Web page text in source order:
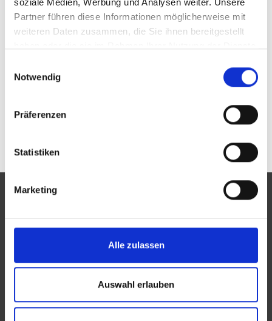
soziale Medien, Werbung und Analysen weiter. Unsere
Partner führen diese Informationen möglicherweise mit
weiteren Daten zusammen, die Sie ihnen bereitgestellt
Notwendig
Präferenzen
Statistiken
Marketing
Alle zulassen
Auswahl erlauben
allgemeinen Suche.
Eine Aktion des Zentralverbandes der Augenoptiker und
Der ZVA ist ein Bundesinnungsverband, seine Mitglieder
sind die Landesinnungsverbände und Landesinnungen
des Augenoptikerhandwerks.